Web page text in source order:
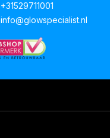
+31529711001
info@glowspecialist.nl